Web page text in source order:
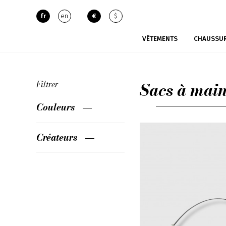
fr en € $
VÊTEMENTS
Filtrer
Couleurs
Créateurs
Sacs à